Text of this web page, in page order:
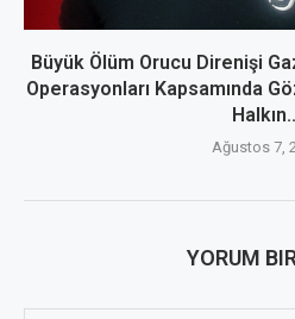
Büyük Ölüm Orucu Direnişi
Operasyonları Kapsamında
Ağustos 7,
YORUM